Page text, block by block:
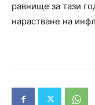
равнище за тази
нарастване на